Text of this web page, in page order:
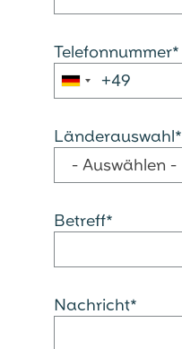
Telefonnummer*
Länderauswahl*
- Auswählen -
Betreff*
Nachricht*